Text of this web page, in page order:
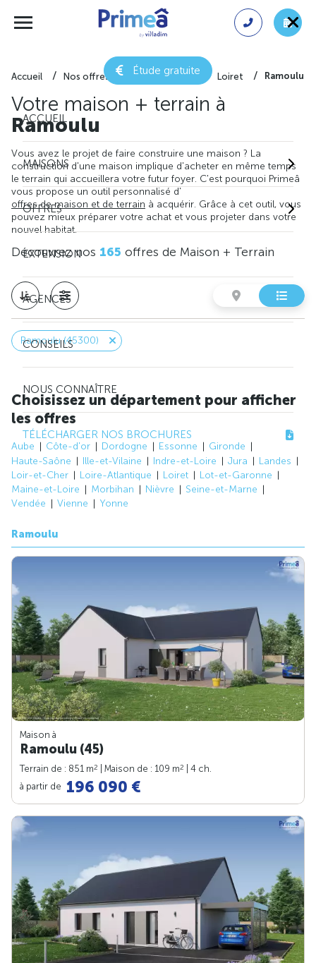
Étude gratuite
ACCUEIL
MAISONS
OFFRES
EXTENSION
AGENCES
CONSEILS
NOUS CONNAÎTRE
TÉLÉCHARGER NOS BROCHURES
Accueil Nos offres de maison + terrain Loiret Ramoulu
Votre maison + terrain à
Ramoulu
Vous avez le projet de faire construire une maison ? La
construction d'une maison implique d'acheter en même temps
le terrain qui accueillera votre futur foyer. C'est pourquoi Primeâ
vous propose un outil personnalisé d'
offres de maison et de terrain à acquérir. Grâce à cet outil, vous
pouvez mieux préparer votre achat et vous projeter dans votre
nouvel habitat.
Découvrez nos 165 offres de Maison + Terrain
Ramoulu (45300)
Choisissez un département pour afficher
les offres
Aube Côte-d'or Dordogne Essonne
Gironde
Haute-Saône
Ille-et-Vilaine Indre-et-Loire Jura
Landes
Loir-et-Cher
Loire-Atlantique Loiret
Lot-et-Garonne
Maine-et-Loire
Morbihan Nièvre
Seine-et-Marne
Vendée
Vienne Yonne
Ramoulu
Maison à
Ramoulu (45)
Terrain de : 851 m2 | Maison de : 109 m2
| 4 ch.
à partir de 196 090 €